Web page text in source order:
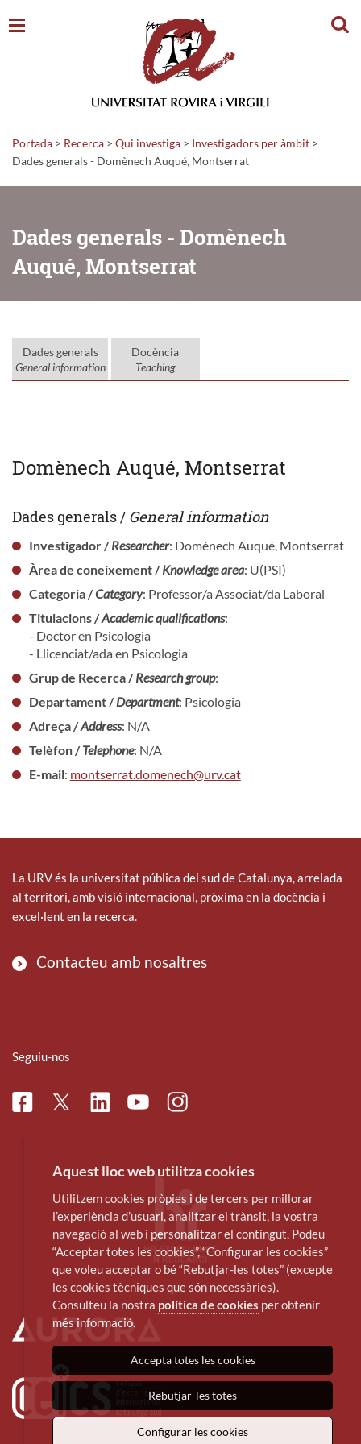
Portada > Recerca > Qui investiga > Investigadors per àmbit >
Dades generals - Domènech Auqué, Montserrat
Dades generals - Domènech
Auqué, Montserrat
Dades generals
General information
Docència
Teaching
Domènech Auqué, Montserrat
Dades generals / General information
Investigador /Researcher: Domènech Auqué, Montserrat
Àrea de coneixement /Knowledge area: U(PSI)
Categoria /Category: Professor/a Associat/da Laboral
Titulacions /Academic qualifications:
- Doctor en Psicologia
- Llicenciat/ada en Psicologia
Grup de Recerca /Research group:
Departament /Department: Psicologia
Adreça /Address: N/A
Telèfon /Telephone: N/A
E-mail: montserrat.domenech@urv.cat
La URV és la universitat pública del sud de Catalunya, arrelada
al territori, amb visió internacional, pròxima en la docència i
excel·lent en la recerca.
Contacteu amb nosaltres
Seguiu-nos
FacebookTwitterLinkedinYoutubeInstagram
Aquest lloc web utilitza cookies
Utilitzem cookies pròpies i de tercers per millorar
l’experiència d’usuari, analitzar el trànsit, la vostra
navegació al web i personalitzar el contingut. Podeu
“Acceptar totes les cookies”, “Configurar les cookies”
que voleu acceptar o bé “Rebutjar-les totes” (excepte
les cookies tècniques que són necessàries).
Consulteu la nostra política de cookies per obtenir
més informació.
Accepta totes les cookies
Rebutjar-les totes
Configurar les cookies